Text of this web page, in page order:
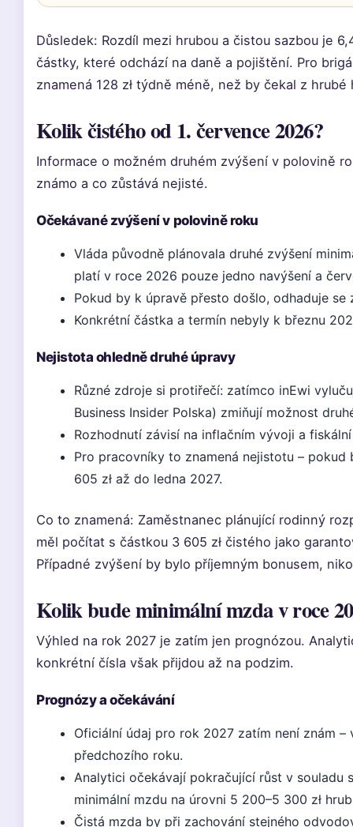
Důsledek: Rozdíl mezi hrubou a čistou sazbou je
částky, které odchází na daně a pojištění. Pro
znamená 128 zł týdně méně, než by čekal z
Kolik čistého od 1. července 2026?
Informace o možném druhém zvýšení v polovině
známo a co zůstává nejisté.
Očekávané zvýšení v polovině roku
Vláda původně plánovala druhé zvýšení
platí v roce 2026 pouze jedno navýšení a
Pokud by k úpravě přesto došlo, odhaduje se
Konkrétní částka a termín nebyly k březnu
Nejistota ohledně druhé úpravy
Různé zdroje si protiřečí: zatímco inEwi
Business Insider Polska) zmiňují možnost
Rozhodnutí závisí na inflačním vývoji a
Pro pracovníky to znamená nejistotu –
605 zł až do ledna 2027.
Co to znamená: Zaměstnanec plánující rodinný
měl počítat s částkou 3 605 zł čistého jako
Případné zvýšení by bylo příjemným bonusem,
Kolik bude minimální mzda v roce
Výhled na rok 2027 je zatím jen prognózou.
konkrétní čísla však přijdou až na podzim.
Prognózy a očekávání
Oficiální údaj pro rok 2027 zatím není znám
předchozího roku.
Analytici očekávají pokračující růst v souladu
minimální mzdu na úrovni 5 200–5 300 zł
Čistá mzda by při zachování stejného